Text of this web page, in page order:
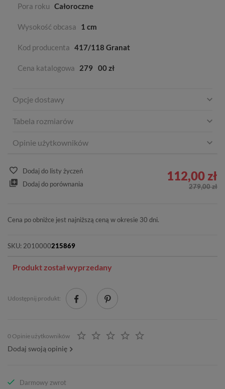
Pora roku Całoroczne
Wysokość obcasa 1 cm
Kod producenta 417/118 Granat
Cena katalogowa 279 00 zł
Opcje dostawy
Tabela rozmiarów
Opinie użytkowników
Dodaj do listy życzeń
Dodaj do porównania
112,00 zł
279,00 zł
Cena po obniżce jest najniższą ceną w okresie 30 dni.
SKU: 2010000215869
Produkt został wyprzedany
Udostępnij produkt:
0 Opinie użytkowników
Dodaj swoją opinię
Darmowy zwrot